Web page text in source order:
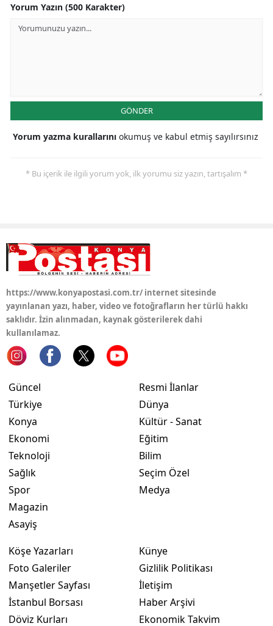
Samsun
Siirt
Sivas
Şanlıurfa
Uşak
Aksaray
Karaman
Bartın
Ardahan
Yorum Yazın (500 Karakter)
GÖNDER
Yorum yazma kurallarını okumuş ve kabul etmiş sayılırsınız
* Bu içerik ile ilgili yorum yok, ilk yorumu siz yazın, tartışalım *
https://www.konyapostasi.com.tr/ internet sitesinde
yayınlanan yazı, haber, video ve fotoğrafların her türlü hakkı
saklıdır. İzin alınmadan, kaynak gösterilerek dahi
kullanılamaz.
Güncel
Türkiye
Konya
Ekonomi
Teknoloji
Sağlık
Spor
Magazin
Asayiş
Resmi İlanlar
Dünya
Kültür - Sanat
Eğitim
Bilim
Seçim Özel
Medya
Köşe Yazarları
Foto Galeriler
Manşetler Sayfası
İstanbul Borsası
Döviz Kurları
Künye
Gizlilik Politikası
İletişim
Haber Arşivi
Ekonomik Takvim